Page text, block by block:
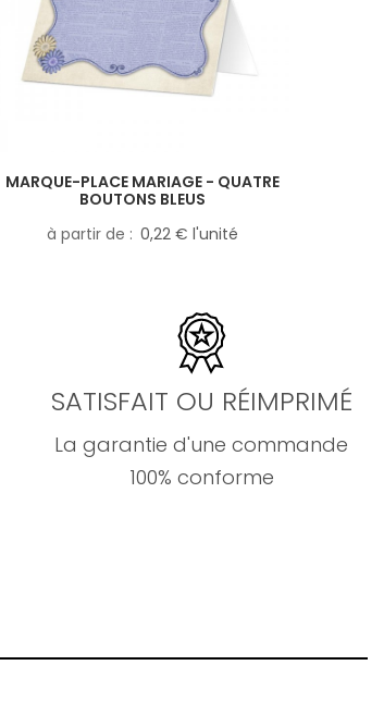
MARQUE-PLACE MARIAGE - QUATRE
BOUTONS BLEUS
à partir de
0,22 € l'unité
SATISFAIT OU RÉIMPRIMÉ
La garantie d'une commande
100% conforme